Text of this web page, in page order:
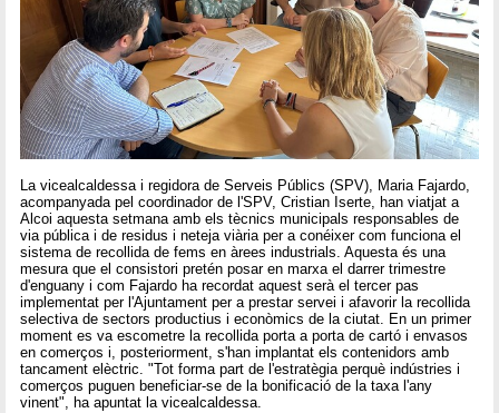
La vicealcaldessa i regidora de Serveis Públics (SPV), Maria Fajardo,
acompanyada pel coordinador de l'SPV, Cristian Iserte, han viatjat a
Alcoi aquesta setmana amb els tècnics municipals responsables de
via pública i de residus i neteja viària per a conéixer com funciona el
sistema de recollida de fems en àrees industrials. Aquesta és una
mesura que el consistori pretén posar en marxa el darrer trimestre
d'enguany i com Fajardo ha recordat aquest serà el tercer pas
implementat per l'Ajuntament per a prestar servei i afavorir la recollida
selectiva de sectors productius i econòmics de la ciutat. En un primer
moment es va escometre la recollida porta a porta de cartó i envasos
en comerços i, posteriorment, s'han implantat els contenidors amb
tancament elèctric. "Tot forma part de l'estratègia perquè indústries i
comerços puguen beneficiar-se de la bonificació de la taxa l'any
vinent", ha apuntat la vicealcaldessa.